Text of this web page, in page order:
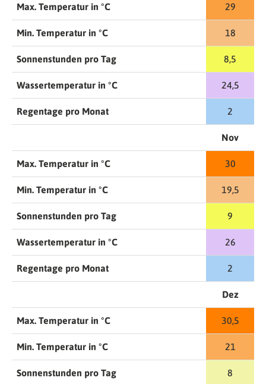
Max. Temperatur in °C 29
Min. Temperatur in °C 18
Sonnenstunden pro Tag 8,5
Wassertemperatur in °C 24,5
Regentage pro Monat 2
Nov
Max. Temperatur in °C 30
Min. Temperatur in °C 19,5
Sonnenstunden pro Tag 9
Wassertemperatur in °C 26
Regentage pro Monat 2
Dez
Max. Temperatur in °C 30,5
Min. Temperatur in °C 21
Sonnenstunden pro Tag 8